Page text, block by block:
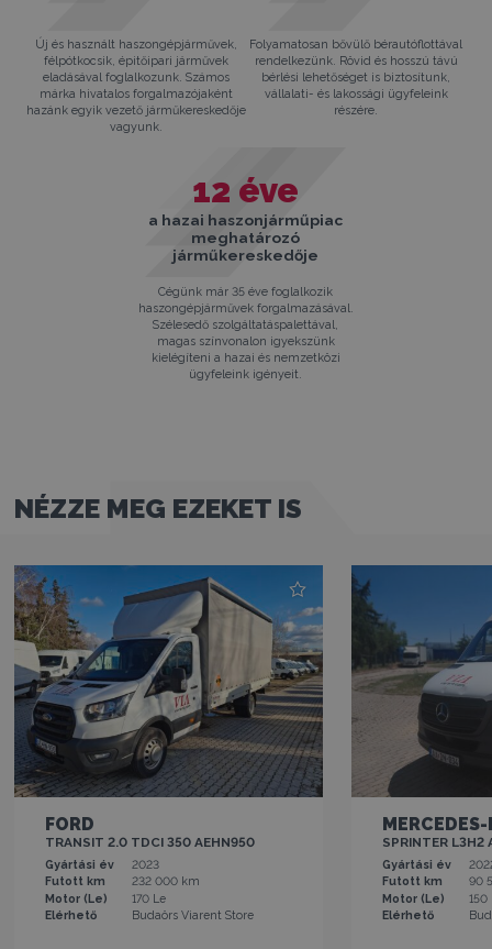
Új és használt haszongépjárművek,
félpótkocsik, épitőipari járművek
eladásával foglalkozunk. Számos
márka hivatalos forgalmazójaként
hazánk egyik vezető járműkereskedője
vagyunk.
Folyamatosan bővülő bérautóflottával
rendelkezünk. Rövid és hosszú távú
bérlési lehetőséget is biztosítunk,
vállalati- és lakossági ügyfeleink
részére.
12 éve
a hazai haszonjárműpiac
meghatározó
járműkereskedője
Cégünk már 35 éve foglalkozik
haszongépjárművek forgalmazásával.
Szélesedő szolgáltatáspalettával,
magas színvonalon igyekszünk
kielégíteni a hazai és nemzetközi
ügyfeleink igényeit.
NÉZZE MEG EZEKET IS
FORD
TRANSIT 2.0 TDCI 350 AEHN950
Gyártási év
2023
Futott km
232 000 km
Motor (Le)
170 Le
Elérhető
Budaörs Viarent Store
SPRINTER L3H2
Gyártási év
Futott km
90
Motor (Le)
150
Elérhető